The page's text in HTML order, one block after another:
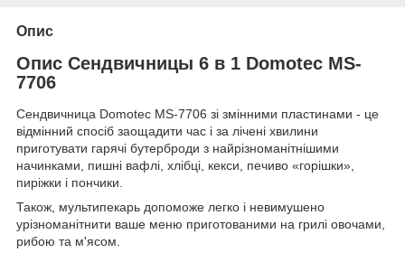
Опис
Опис Сендвичницы 6 в 1 Domotec MS-
7706
Сендвичница Domotec MS-7706 зі змінними пластинами - це
відмінний спосіб заощадити час і за лічені хвилини
приготувати гарячі бутерброди з найрізноманітнішими
начинками, пишні вафлі, хлібці, кекси, печиво «горішки»,
пиріжки і пончики.
Також, мультипекарь допоможе легко і невимушено
урізноманітнити ваше меню приготованими на грилі овочами,
рибою та м'ясом.